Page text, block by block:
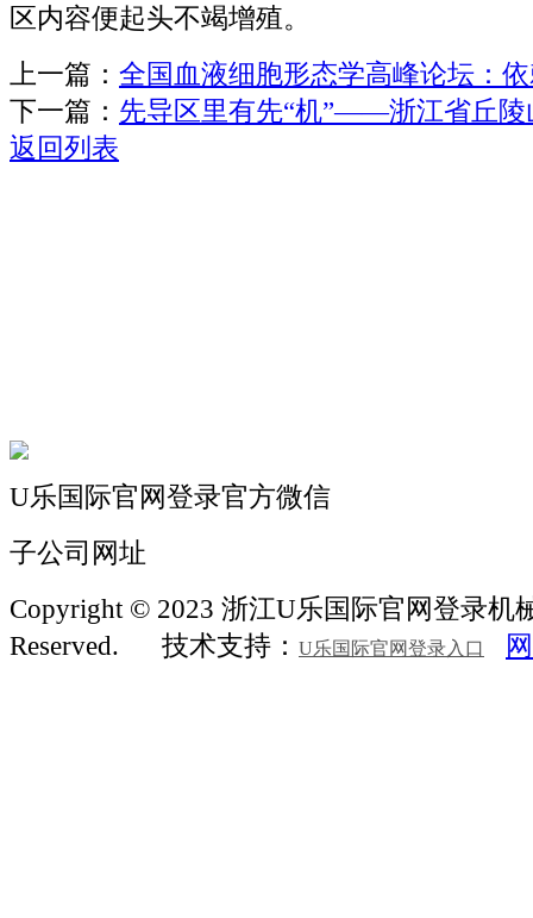
区内容便起头不竭增殖。
上一篇： 全国血液细胞形态学高峰论坛：
下一篇： 先导区里有先“机”——浙江省丘陵
返回列表
U乐国际官网登录官方微信
子公司网址
Copyright © 2023 浙江U乐国际官网登录机
Reserved.
技术支持： U乐国际官网登录入口